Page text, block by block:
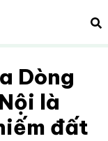
Dòng
là
đất